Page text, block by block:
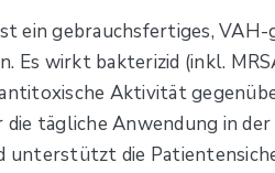
ein gebrauchsfertiges,
Es wirkt bakterizid (inkl.
Aktivität
tägliche Anwendung in
unterstützt die